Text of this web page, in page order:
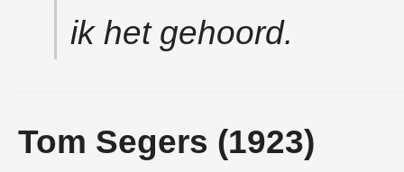
ik het gehoord.
Tom Segers (1923)